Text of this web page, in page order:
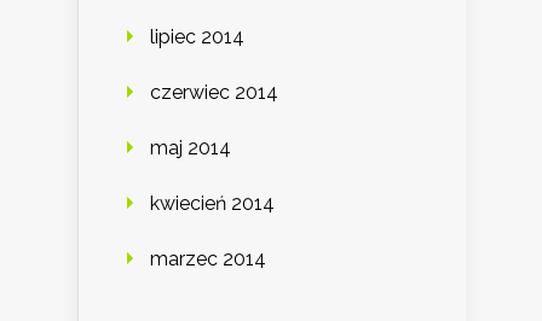
lipiec 2014
czerwiec 2014
maj 2014
kwiecień 2014
marzec 2014